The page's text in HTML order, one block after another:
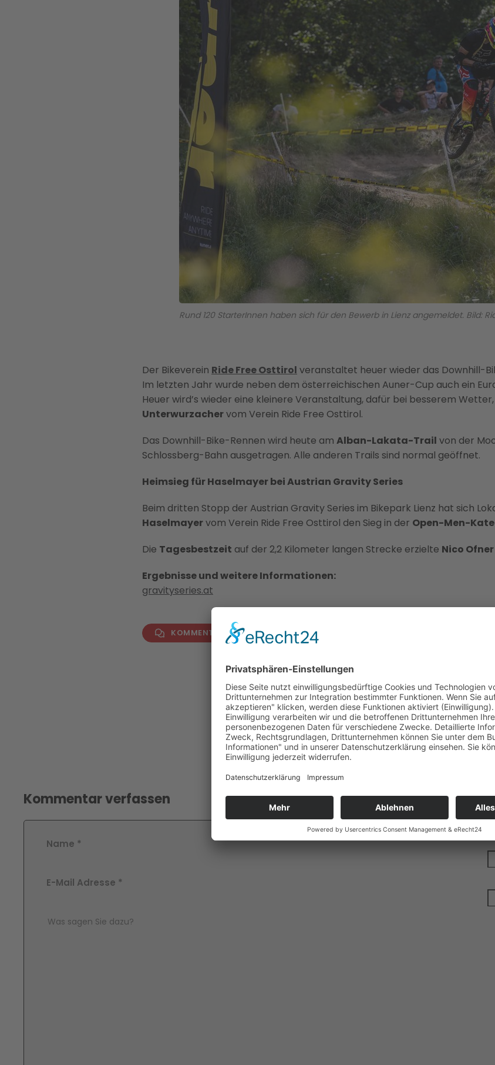
Rund 120 StarterInnen haben sich für den Bewerb in Lienz angemeldet. Bild:
Der Bikeverein Ride Free Osttirol veranstaltet heuer wieder das Downhill-
Im letzten Jahr wurde neben dem österreichischen Auner-Cup auch ein
Heuer wird’s wieder eine kleinere Veranstaltung, dafür bei besserem
Unterwurzachervom Verein Ride Free Osttirol.
Das Downhill-Bike-Rennen wird heute am Alban-Lakata-Trail von der
Schlossberg-Bahn ausgetragen. Alle anderen Trails sind normal geöffnet.
Heimsieg für Haselmayer bei Austrian Gravity Series
Beim dritten Stopp der Austrian Gravity Series im Bikepark Lienz hat sich
Haselmayervom Verein Ride Free Osttirol den Sieg in der Open-Men-
Die Tagesbestzeit auf der 2,2 Kilometer langen Strecke erzielte Nico Ofner
Ergebnisse und weitere Informationen:
gravityseries.at
KOMMENTAR VERFASSEN
Kommentar verfassen
Name *
E-Mail Adresse *
Comment Text*